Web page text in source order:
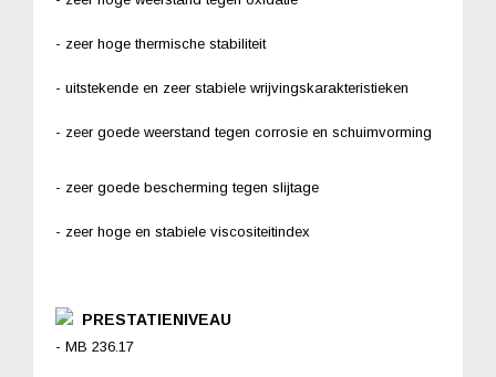
- zeer hoge thermische stabiliteit
- uitstekende en zeer stabiele wrijvingskarakteristieken
- zeer goede weerstand tegen corrosie en schuimvorming
- zeer goede bescherming tegen slijtage
- zeer hoge en stabiele viscositeitindex
PRESTATIENIVEAU
- MB 236.17